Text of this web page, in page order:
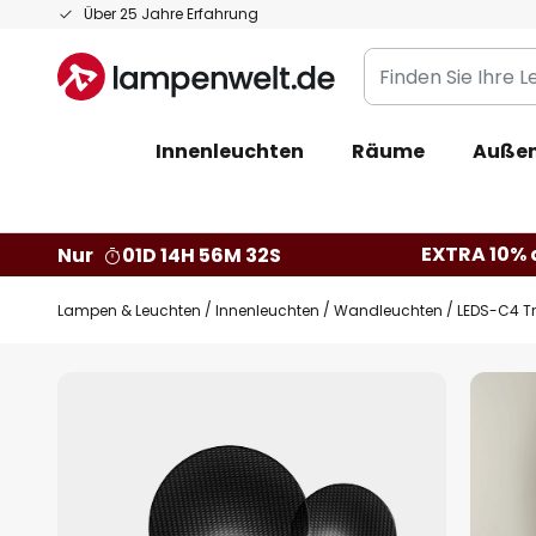
Über 25 Jahre Erfahrung
Zum
springen
Finden
Sie
Leuchte...
Innenleuchten Räume
Nur
01D 14H 56M 31S EXTRA
Lampen & Leuchten Innenleuchten Wandleuchten LEDS-C4